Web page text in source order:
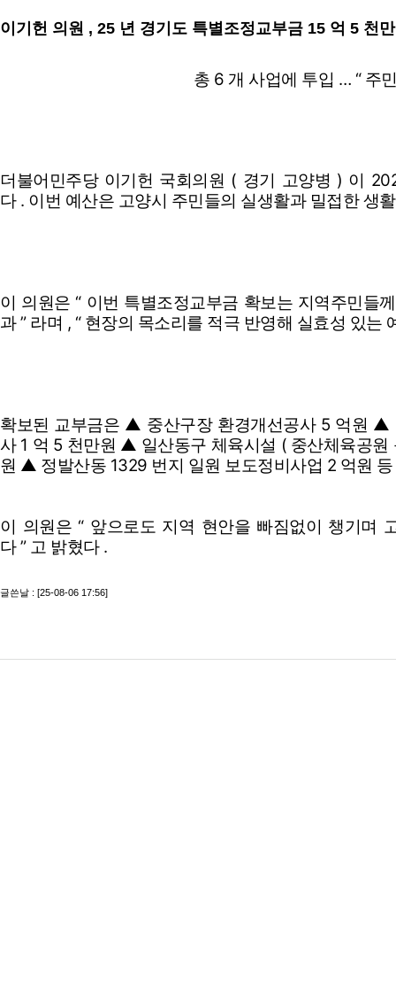
이기헌 의원 , 25 년 경기도 특별조정교부금 15 억 5 천
총 6 개 사업에 투입 … “ 주
더불어민주당 이기헌 국회의원 ( 경기 고양병 ) 이
다 . 이번 예산은 고양시 주민들의 실생활과 밀접한 생
이 의원은 “ 이번 특별조정교부금 확보는 지역주민들
과” 라며 , “ 현장의 목소리를 적극 반영해 실효성 있는
확보된 교부금은 ▲ 중산구장 환경개선공사 5 억원 ▲
사 1 억 5 천만원 ▲ 일산동구 체육시설 ( 중산체육공원
원 ▲ 정발산동 1329 번지 일원 보도정비사업 2 억원
이 의원은 “ 앞으로도 지역 현안을 빠짐없이 챙기며
다” 고 밝혔다 .
글쓴날 : [25-08-06 17:56]